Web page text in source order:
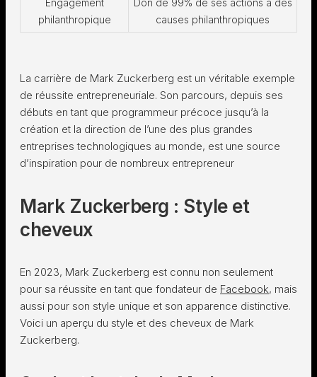
Engagement
philanthropique
Don de 99% de ses actions à des
causes philanthropiques
La carrière de Mark Zuckerberg est un véritable exemple
de réussite entrepreneuriale. Son parcours, depuis ses
débuts en tant que programmeur précoce jusqu’à la
création et la direction de l’une des plus grandes
entreprises technologiques au monde, est une source
d’inspiration pour de nombreux entrepreneur
Mark Zuckerberg : Style et
cheveux
En 2023, Mark Zuckerberg est connu non seulement
pour sa réussite en tant que fondateur de Facebook, mais
aussi pour son style unique et son apparence distinctive.
Voici un aperçu du style et des cheveux de Mark
Zuckerberg.